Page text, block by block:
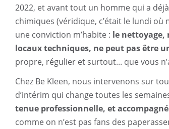
2022, et avant tout un homme qui a
chimiques (véridique, c’était le lundi où
une conviction m’habite : le nettoyage,
locaux techniques, ne peut pas être
propre, régulier et surtout... que vous
Chez Be Kleen, nous intervenons sur
d’intérim qui change toutes les
tenue professionnelle, et
comme on n’est pas fans des